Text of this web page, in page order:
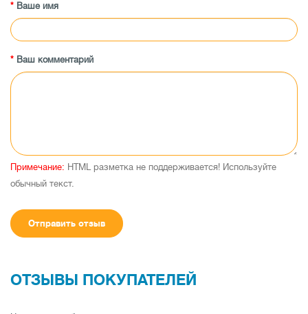
нагрузки и скорости.
Заказывайте автошины Debica Passio 2 165/70 R13 79T по низкой
цене в магазине tireland.com.ua.
Ваше имя
Ваш комментарий
Примечание: HTML разметка не поддерживается! Используйте
обычный текст.
Отправить отзыв
ОТЗЫВЫ ПОКУПАТЕЛЕЙ